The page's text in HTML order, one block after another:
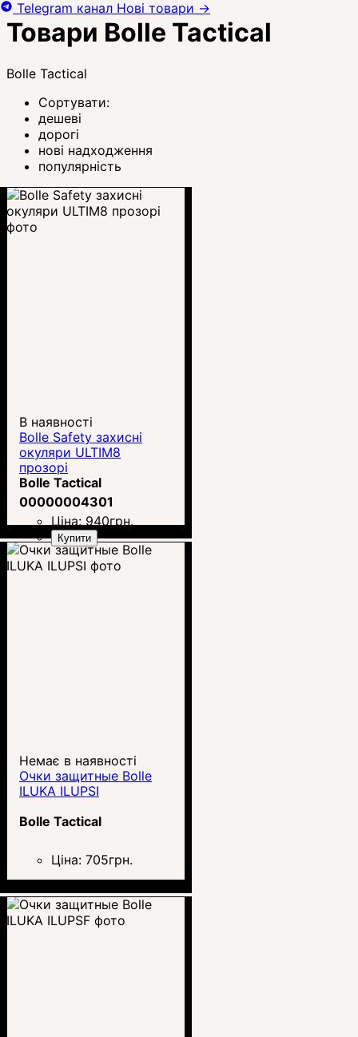
Товари Bolle Tactical
Bolle Tactical
Сортувати:
дешеві
дорогі
нові надходження
популярність
В наявності
Bolle Safety захисні
окуляри ULTIM8
прозорі
Bolle Tactical
00000004301
Ціна: 940грн.
Купити
Немає в наявності
Очки защитные Bolle
ILUKA ILUPSI
Bolle Tactical
Ціна: 705грн.
Telegram канал Нові товари →